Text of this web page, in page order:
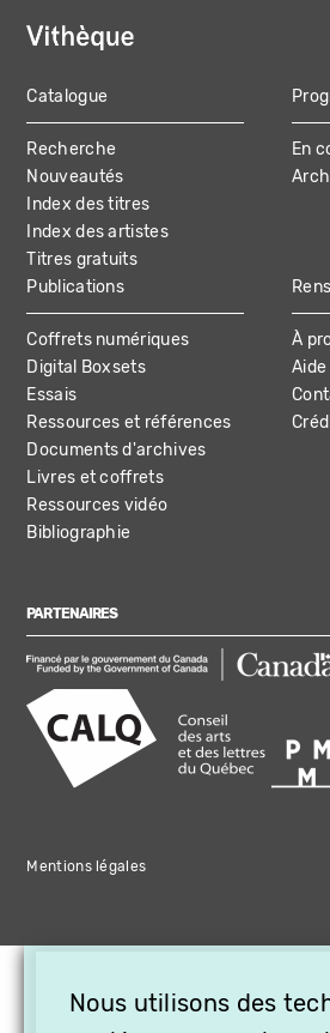
MAIN
NAVIGATION
Catalogue
Recherche
Nouveautés
Index des titres
Index des artistes
Titres gratuits
En
Publications
Coffrets numériques
Digital Boxsets
Essais
Ressources et références
Documents d'archives
Livres et coffrets
Ressources vidéo
Bibliographie
À
Aide
PARTENAIRES
Mentions légales
Nous utilisons des
OFFREZ LA